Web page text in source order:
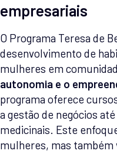
empresariais
O Programa Teresa de
desenvolvimento de
mulheres em
autonomia e o
programa oferece
a gestão de negócios
medicinais. Este
mulheres, mas